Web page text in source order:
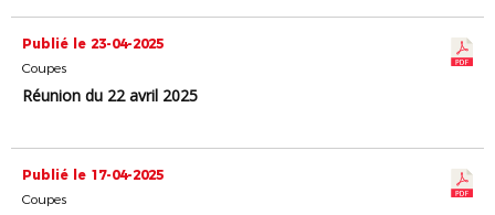
Publié le 23-04-2025
Coupes
Réunion du 22 avril 2025
Publié le 17-04-2025
Coupes